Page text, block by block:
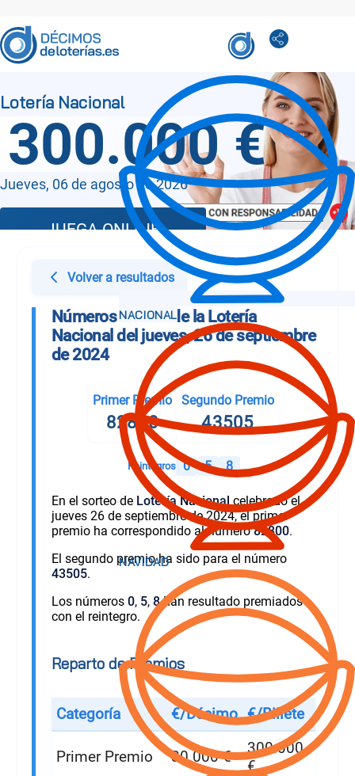
Volver a resultados
Números Sorteo de la Lotería
Nacional del jueves, 26 de septiembre
de 2024
Primer Premio
82800
Segundo Premio
43505
Reintegros 0 5 8
En el sorteo de Lotería Nacionalcelebrado el
jueves 26 de septiembre de 2024, el primer
premio ha correspondido al número82800.
El segundo premio ha sido para el número
43505.
Los números 0, 5, 8han resultado premiados
con el reintegro.
Reparto de Premios
Categoría €/Décimo €/Billete
Primer Premio 30.000 €
300.000
€
300.000 €
Jueves, 06 de agosto de 2026
JUEGA ONLINE